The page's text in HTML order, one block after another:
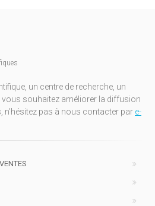
un centre de recherche, un
vous souhaitez améliorer la diffusion
n'hésitez pas à nous contacter par e-